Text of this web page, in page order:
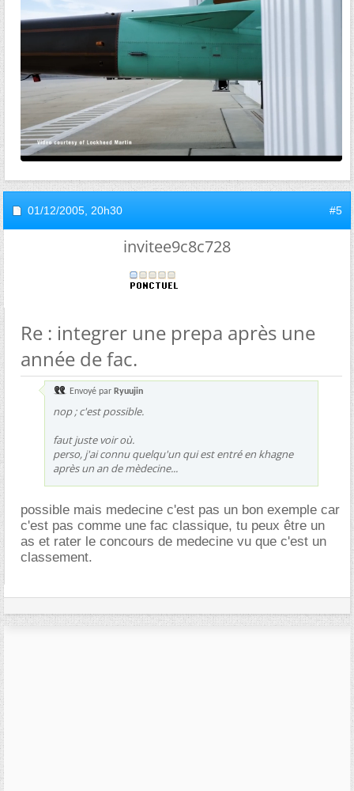
01/12/2005, 20h30 #5
invitee9c8c728
Re : integrer une prepa après une
année de fac.
Envoyé par Ryuujin
nop ; c'est possible.
faut juste voir où.
perso, j'ai connu quelqu'un qui est entré en khagne
après un an de mèdecine...
possible mais medecine c'est pas un bon exemple car
c'est pas comme une fac classique, tu peux être un
as et rater le concours de medecine vu que c'est un
classement.